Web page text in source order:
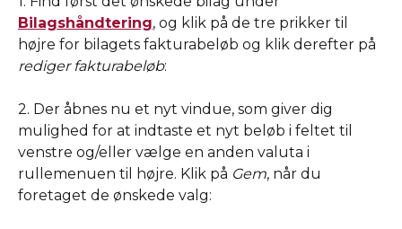
Bilagshåndtering, og klik på de tre prikker til
højre for bilagets fakturabeløb og klik derefter på
rediger fakturabeløb:
2. Der åbnes nu et nyt vindue, som giver dig
mulighed for at indtaste et nyt beløb i feltet til
venstre og/eller vælge en anden valuta i
rullemenuen til højre. Klik på Gem, når du
foretaget de ønskede valg: